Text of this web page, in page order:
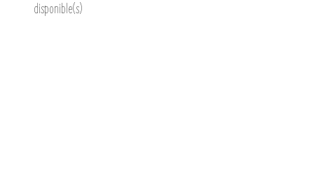
disponible(s)